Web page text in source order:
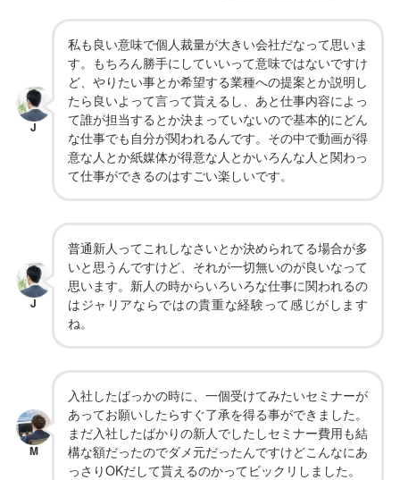
J
私も良い意味で個人裁量が大きい会社だなって思いま
す。もちろん勝手にしていいって意味ではないですけ
ど、やりたい事とか希望する業種への提案とか説明し
たら良いよって言って貰えるし、あと仕事内容によっ
て誰が担当するとか決まっていないので基本的にどん
な仕事でも自分が関われるんです。その中で動画が得
意な人とか紙媒体が得意な人とかいろんな人と関わっ
て仕事ができるのはすごい楽しいです。
J
普通新人ってこれしなさいとか決められてる場合が多
いと思うんですけど、それが一切無いのが良いなって
思います。新人の時からいろいろな仕事に関われるの
はジャリアならではの貴重な経験って感じがします
ね。
M
入社したばっかの時に、一個受けてみたいセミナーが
あってお願いしたらすぐ了承を得る事ができました。
まだ入社したばかりの新人でしたしセミナー費用も結
構な額だったのでダメ元だったんですけどこんなにあ
っさりOKだして貰えるのかってビックリしました。